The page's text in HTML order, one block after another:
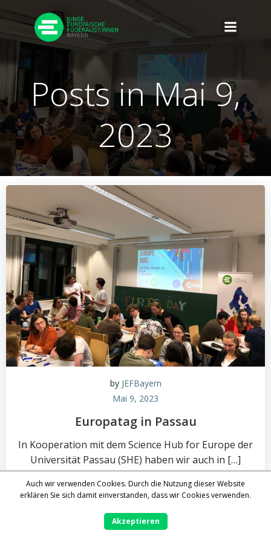
Zum
Inhalt
springen
Posts in Mai 9,
2023
by JEFBayern
Mai 9, 2023
Europatag in Passau
In Kooperation mit dem Science Hub for Europe der
Universität Passau (SHE) haben wir auch in […]
0 read more
Auch wir verwenden Cookies. Durch die Nutzung dieser Website
erklären Sie sich damit einverstanden, dass wir Cookies verwenden.
Akzeptieren